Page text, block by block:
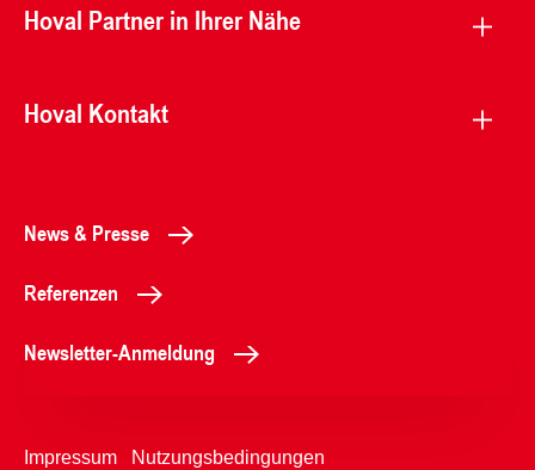
Hoval Partner in Ihrer Nähe
Hoval Kontakt
News & Presse
Referenzen
Newsletter-Anmeldung
Impressum Nutzungsbedingungen